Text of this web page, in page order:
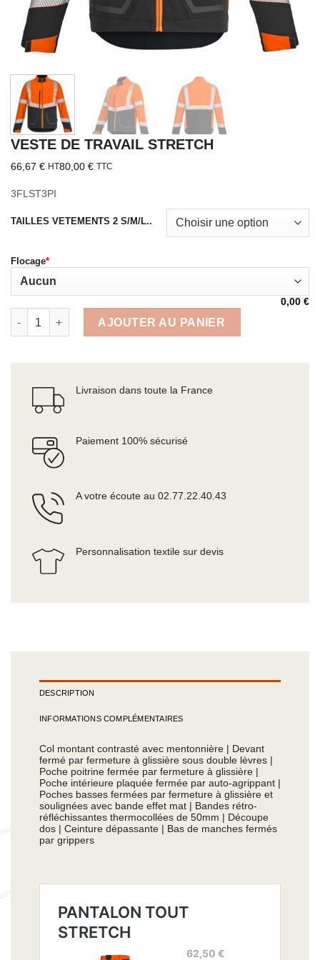
VESTE DE TRAVAIL STRETCH
66,67 € HT80,00 € TTC
3FLST3PI
TAILLES VETEMENTS 2 S/M/L..
*
Flocage
0,00€
AJOUTER AU PANIER
Livraison dans toute la France
Paiement 100% sécurisé
A votre écoute au 02.77.22.40.43
Personnalisation textile sur devis
DESCRIPTION
INFORMATIONS COMPLÉMENTAIRES
Col montant contrasté avec mentonnière | Devant
fermé par fermeture à glissière sous double lèvres |
Poche poitrine fermée par fermeture à glissière |
Poche intérieure plaquée fermée par auto-agrippant |
Poches basses fermées par fermeture à glissière et
soulignées avec bande effet mat | Bandes rétro-
réfléchissantes thermocollées de 50mm | Découpe
dos | Ceinture dépassante | Bas de manches fermés
par grippers